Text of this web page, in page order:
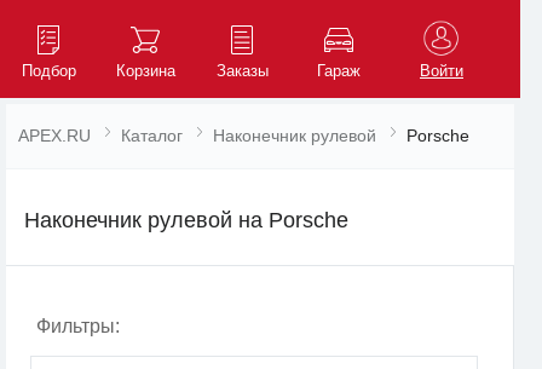
Подбор Корзина Заказы Гараж Войти
APEX.RU Каталог Наконечник рулевой Porsche
Наконечник рулевой на Porsche
Фильтры: